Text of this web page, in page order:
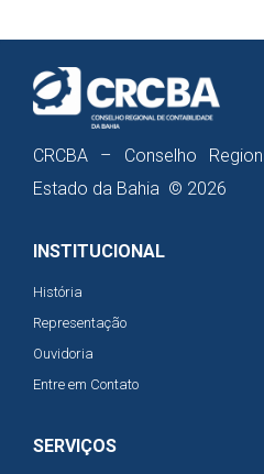
CRCBA – Conselho
Estado da Bahia © 2026
INSTITUCIONAL
História
Representação
Ouvidoria
Entre em Contato
SERVIÇOS